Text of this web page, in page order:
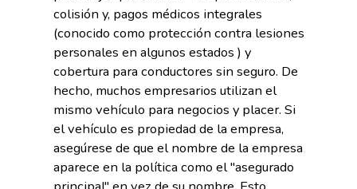
colisión y, pagos médicos integrales
(conocido como protección contra lesiones
personales en algunos estados ) y
cobertura para conductores sin seguro. De
hecho, muchos empresarios utilizan el
mismo vehículo para negocios y placer. Si
el vehículo es propiedad de la empresa,
asegúrese de que el nombre de la empresa
aparece en la política como el "asegurado